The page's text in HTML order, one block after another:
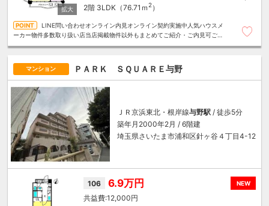
2階 3LDK（76.71ｍ 2）
LINE問い合わせオンライン内見オンライン契約実施中人気ハウスメ
ーカー物件多数取り扱い店当店掲載物件以外もまとめてご紹介・ご内見可ご予
マンション ＰＡＲＫ ＳＱＵＡＲＥ与野
ＪＲ京浜東北・根岸線与野駅 / 徒歩5分
築年月2000年2月 / 6階建
埼玉県さいたま市浦和区針ヶ谷４丁目4-12
NEW
106 6.9万円
12,000円